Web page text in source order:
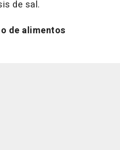
de sal.
de alimentos